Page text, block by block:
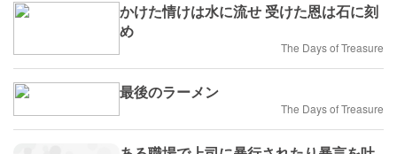
かけた情けは水に流せ 受けた恩は石に刻
め
The Days of Treasure
最後のラーメン
The Days of Treasure